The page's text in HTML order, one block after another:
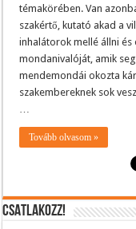
témakörében. Van
szakértő, kutató akad a
inhalátorok mellé állni és
mondanivalóját, amik
mendemondái okozta
szakembereknek sok
Tovább olvasom »
CSATLAKOZZ!